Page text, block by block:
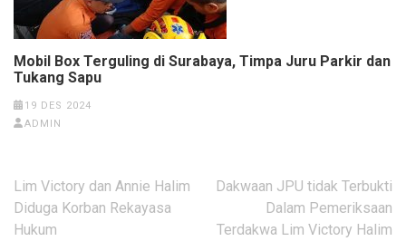
Mobil Box Terguling di Surabaya, Timpa Juru Parkir dan
Tukang Sapu
19 DES 2024
ADMIN
Navigasi
pos
Lim Victory dan Annie Halim
Diduga Korban Rekayasa
Hukum
Dakwaan JPU tidak Terbukti
Dalam Pemeriksaan
Terdakwa Lim Victory Halim